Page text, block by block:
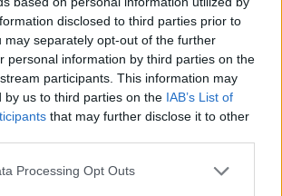
disclosed to third parties prior to
may separately opt-out of the further
personal information by third parties on the
participants. This information may
by us to third parties on the IAB’s List of
that may further disclose it to other
Processing Opt Outs
potrebbe subire una rilevante
di una forte correzione al ribasso
Usa, al momento solo potenziale ma tutt’altro
L’eventualità di una nuova crisi
infatti un mondo molto diverso da quello
del 2008, un mondo più propenso a ricercare